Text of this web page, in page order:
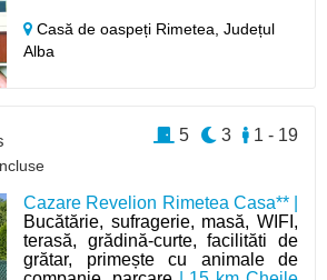
Casă de oaspeți Rimetea,Județul
Alba
Cazare Revelion Rimetea Casa** |
Bucătărie, sufragerie, masă, WIFI,
terasă, grădină-curte, facilităti de
grătar, primește cu animale de
1 - 19
3
5